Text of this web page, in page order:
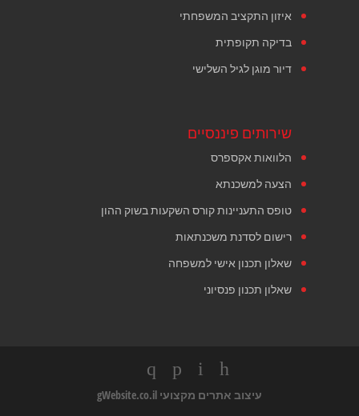
איזון התקציב המשפחתי
בדיקה תקופתית
דיור מוגן לגיל השלישי
שירותים פיננסיים
הלוואות אקספרס
הצעה למשכנתא
טופס התעניינות קורס השקעות בשוק ההון
רישום לסדנת משכנתאות
שאלון תכנון אישי למשפחה
שאלון תכנון פנסיוני
עיצוב אתרים מקצועי